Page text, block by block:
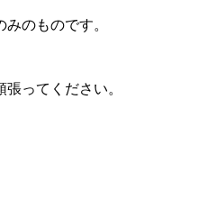
のものです。
ってください。